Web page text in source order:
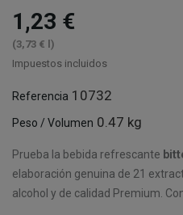
1,23 €
(3,73 € l)
Impuestos incluidos
Referencia 10732
Peso / Volumen 0.47 kg
Prueba la bebida refrescante
elaboración genuina de 21
alcohol y de calidad Premium.